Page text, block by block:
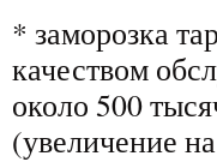
* заморозка
качеством
около 500
(увеличение